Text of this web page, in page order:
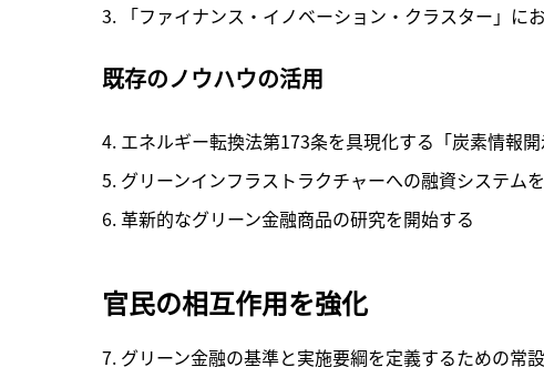
3. 「ファイナンス・イノベーション・クラスター」に
既存のノウハウの活用
4. エネルギー転換法第173条を具現化する「炭素情報
5. グリーンインフラストラクチャーへの融資システム
6. 革新的なグリーン金融商品の研究を開始する
官民の相互作用を強化
7. グリーン金融の基準と実施要綱を定義するための常